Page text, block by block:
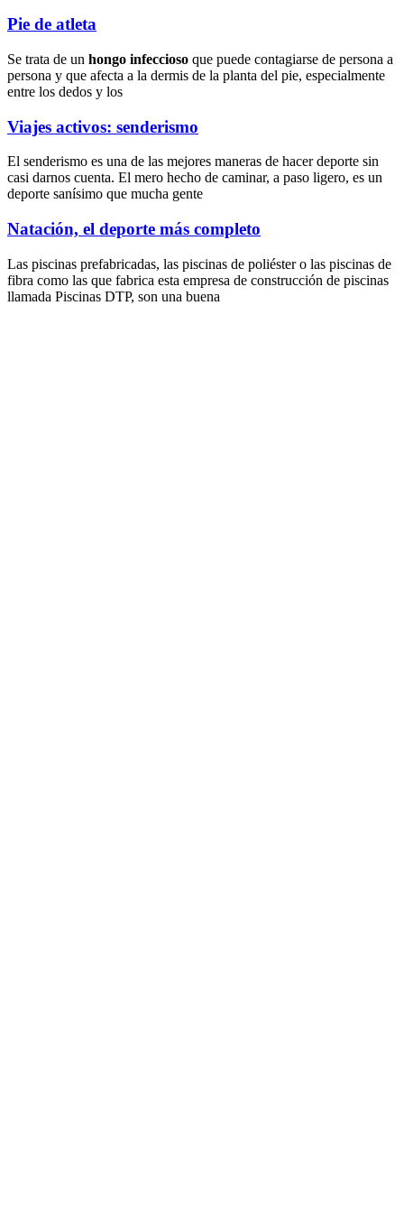
Pie de atleta
Se trata de un hongo infeccioso que puede contagiarse de persona a
persona y que afecta a la dermis de la planta del pie, especialmente
entre los dedos y los
Viajes activos: senderismo
El senderismo es una de las mejores maneras de hacer deporte sin
casi darnos cuenta. El mero hecho de caminar, a paso ligero, es un
deporte sanísimo que mucha gente
Natación, el deporte más completo
Las piscinas prefabricadas, las piscinas de poliéster o las piscinas de
fibra como las que fabrica esta empresa de construcción de piscinas
llamada Piscinas DTP, son una buena